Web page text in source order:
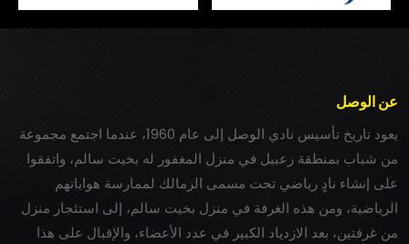
عن الوصل
يعود تاريخ تأسيس نادي الوصل إلى عام 1960، عندما اجتمع مجموعة
من شباب بمنطقة زعبيل في منزل المغفور له بخيت سالم، واتفقوا
على إنشاء نادٍ رياضي تحت مسمى الزمالك لممارسة هواياتهم
الرياضية، ومن هذه الغرفة في منزل بخيت سالم، إلى استئجار منزل
من غرفتين، بعد الازدياد الكبير في عدد الأعضاء، والإقبال على هذا